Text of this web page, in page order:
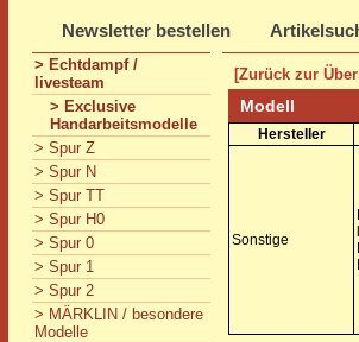
Newsletter bestellen
> Echtdampf /
livesteam
> Exclusive
Handarbeitsmodelle
> Spur Z
> Spur N
> Spur TT
> Spur H0
> Spur 0
> Spur 1
> Spur 2
> MÄRKLIN / besondere
Modelle
[Zurück zur
Modell
Hersteller
Sonstige